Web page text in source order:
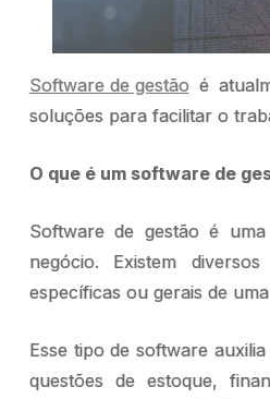
Software de gestãoé
soluções para facilitar o
O que é um software de
Software de gestão é
negócio. Existem
específicas ou gerais de
Esse tipo de software
questões de estoque,